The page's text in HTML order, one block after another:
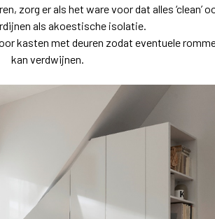
zorg er als het ware voor dat alles ‘clean’
als akoestische isolatie.
kasten met deuren zodat eventuele
kan verdwijnen.